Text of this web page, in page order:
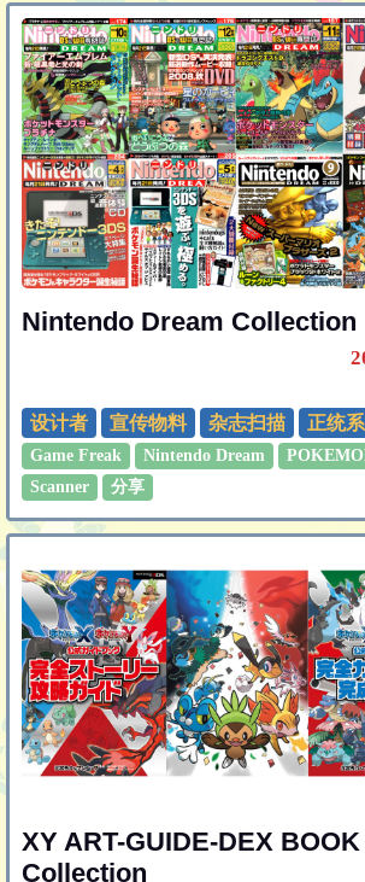
Nintendo Dream Collection
设计者
宣传物料 杂志扫描 正统
Game Freak Nintendo Dream
Scanner
分享
XY ART-GUIDE-DEX BOOK
Collection